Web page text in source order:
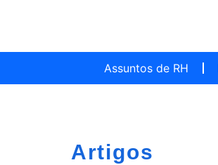
Assuntos de RH
Artigos